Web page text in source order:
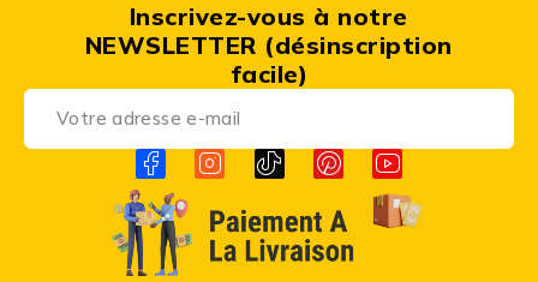
Inscrivez-vous à notre
NEWSLETTER (désinscription
facile)